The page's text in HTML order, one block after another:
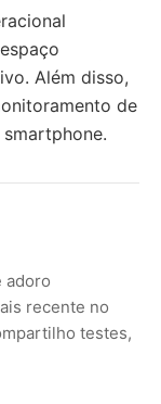
Além disso,
de
adoro
recente no
testes,